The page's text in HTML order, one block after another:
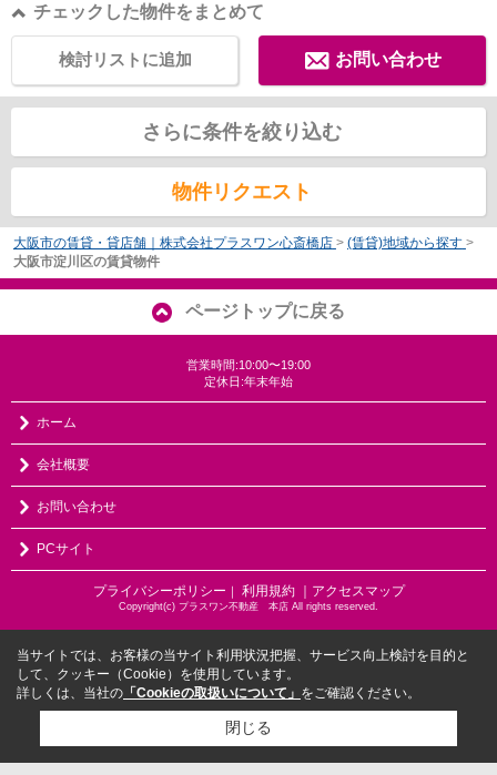
チェックした物件をまとめて
お問い合わせ
検討リストに追加
さらに条件を絞り込む
物件リクエスト
大阪市の賃貸・貸店舗｜株式会社プラスワン心斎橋店 > (賃貸)地域から探す >
大阪市淀川区の賃貸物件
ページトップに戻る
営業時間:10:00〜19:00
定休日:年末年始
ホーム
会社概要
お問い合わせ
PCサイト
プライバシーポリシー ｜ 利用規約 ｜アクセスマップ
Copyright(c) プラスワン不動産 本店 All rights reserved.
当サイトでは、お客様の当サイト利用状況把握、サービス向上検討を目的と
して、クッキー（Cookie）を使用しています。
詳しくは、当社の 「Cookieの取扱いについて」 をご確認ください。
閉じる